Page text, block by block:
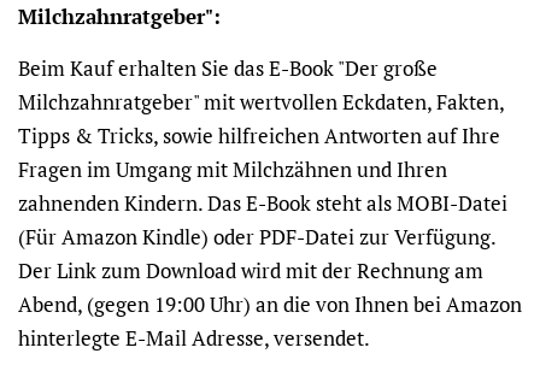
Milchzahnratgeber":
Beim Kauf erhalten Sie das E-Book "Der große
Milchzahnratgeber" mit wertvollen Eckdaten, Fakten,
Tipps & Tricks, sowie hilfreichen Antworten auf Ihre
Fragen im Umgang mit Milchzähnen und Ihren
zahnenden Kindern. Das E-Book steht als MOBI-Datei
(Für Amazon Kindle) oder PDF-Datei zur Verfügung.
Der Link zum Download wird mit der Rechnung am
Abend, (gegen 19:00 Uhr) an die von Ihnen bei Amazon
hinterlegte E-Mail Adresse, versendet.